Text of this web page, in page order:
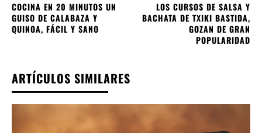
COCINA EN 20 MINUTOS UN
GUISO DE CALABAZA Y
QUINOA, FÁCIL Y SANO
LOS CURSOS DE SALSA Y
BACHATA DE TXIKI BASTIDA,
GOZAN DE GRAN
POPULARIDAD
ARTÍCULOS SIMILARES